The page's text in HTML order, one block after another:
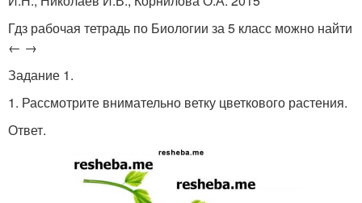
Гдз рабочая тетрадь по Биологии за 5 класс можно найти
← →
Задание 1.
1. Рассмотрите внимательно ветку цветкового растения.
Ответ.